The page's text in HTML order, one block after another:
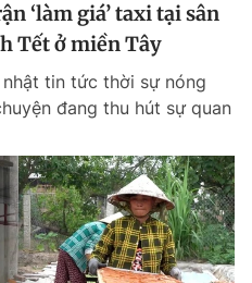
‘làm giá’ taxi tại sân
Tết ở miền Tây
nhật tin tức thời sự nóng
đang thu hút sự quan